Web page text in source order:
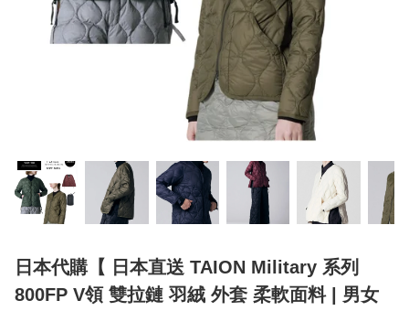
日本代購【 日本直送 TAION Military 系列
800FP V領 雙拉鏈 羽絨 外套 柔軟面料 | 男女